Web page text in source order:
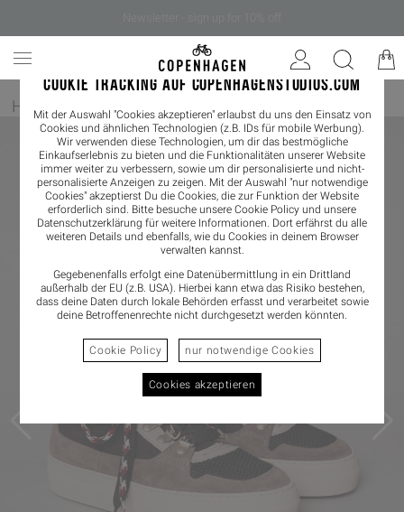
COOKIE TRACKING AUF COPENHAGENSTUDIOS.COM
Mit der Auswahl "Cookies akzeptieren" erlaubst du uns den Einsatz von
Cookies und ähnlichen Technologien (z.B. IDs für mobile Werbung).
Wir verwenden diese Technologien, um dir das bestmögliche
Einkaufserlebnis zu bieten und die Funktionalitäten unserer Website
immer weiter zu verbessern, sowie um dir personalisierte und nicht-
personalisierte Anzeigen zu zeigen. Mit der Auswahl "nur notwendige
Cookies" akzeptierst Du die Cookies, die zur Funktion der Website
erforderlich sind. Bitte besuche unsere Cookie Policy und unsere
Datenschutzerklärung für weitere Informationen. Dort erfährst du alle
weiteren Details und ebenfalls, wie du Cookies in deinem Browser
verwalten kannst.
Gegebenenfalls erfolgt eine Datenübermittlung in ein Drittland
außerhalb der EU (z.B. USA). Hierbei kann etwa das Risiko bestehen,
dass deine Daten durch lokale Behörden erfasst und verarbeitet sowie
deine Betroffenenrechte nicht durchgesetzt werden könnten.
Cookie Policy nur notwendige Cookies
Cookies akzeptieren
Home / Damen/ Boots